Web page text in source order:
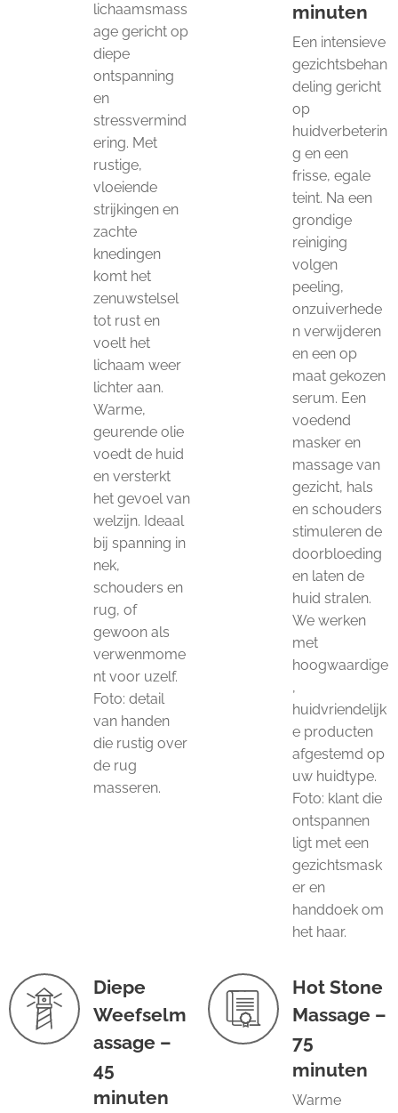
lichaamsmass
age gericht op
diepe
ontspanning
en
stressvermind
ering. Met
rustige,
vloeiende
strijkingen en
zachte
knedingen
komt het
zenuwstelsel
tot rust en
voelt het
lichaam weer
lichter aan.
Warme,
geurende olie
voedt de huid
en versterkt
het gevoel van
welzijn. Ideaal
bij spanning in
nek,
schouders en
rug, of
gewoon als
verwenmome
nt voor uzelf.
Foto: detail
van handen
die rustig over
de rug
masseren.
minuten
Een intensieve
gezichtsbehan
deling gericht
op
huidverbeterin
g en een
frisse, egale
teint. Na een
grondige
reiniging
volgen
peeling,
onzuiverhede
n verwijderen
en een op
maat gekozen
serum. Een
voedend
masker en
massage van
gezicht, hals
en schouders
stimuleren de
doorbloeding
en laten de
huid stralen.
We werken
met
hoogwaardige
,
huidvriendelijk
e producten
afgestemd op
uw huidtype.
Foto: klant die
ontspannen
ligt met een
gezichtsmask
er en
handdoek om
het haar.
Diepe
Weefselm
assage –
45
minuten
Hot Stone
Massage –
75
minuten
Warme